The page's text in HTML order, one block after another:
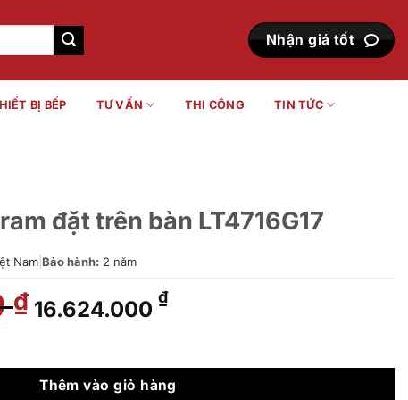
Nhận giá tốt
BỊ BẾP TƯ VẤN THI CÔNG TIN TỨC
đặt trên bàn LT4716G17
Nam Bảo hành: 2 năm
₫ Giá
gốc
20.579.000 ₫.
16.624.000 ₫Giá
là:
16.624.000 ₫.
LT4716G17 số lượng
Thêm vào giỏ hàng